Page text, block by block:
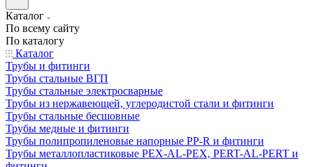
Каталог
По всему сайту
По каталогу
Каталог
Трубы и фитинги
Трубы стальные ВГП
Трубы стальные электросварные
Трубы из нержавеющей, углеродистой стали и фитинги
Трубы стальные бесшовные
Трубы медные и фитинги
Трубы полипропиленовые напорные PP-R и фитинги
Трубы металлопластиковые PEX-AL-PEX, PERT-AL-PERT и